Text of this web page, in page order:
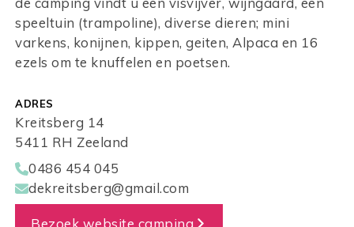
speeltuin (trampoline), diverse dieren; mini
varkens, konijnen, kippen, geiten, Alpaca en 16
ezels om te knuffelen en poetsen.
ADRES
Kreitsberg 14
5411 RH Zeeland
0486 454 045
dekreitsberg@gmail.com
Bezoek website camping